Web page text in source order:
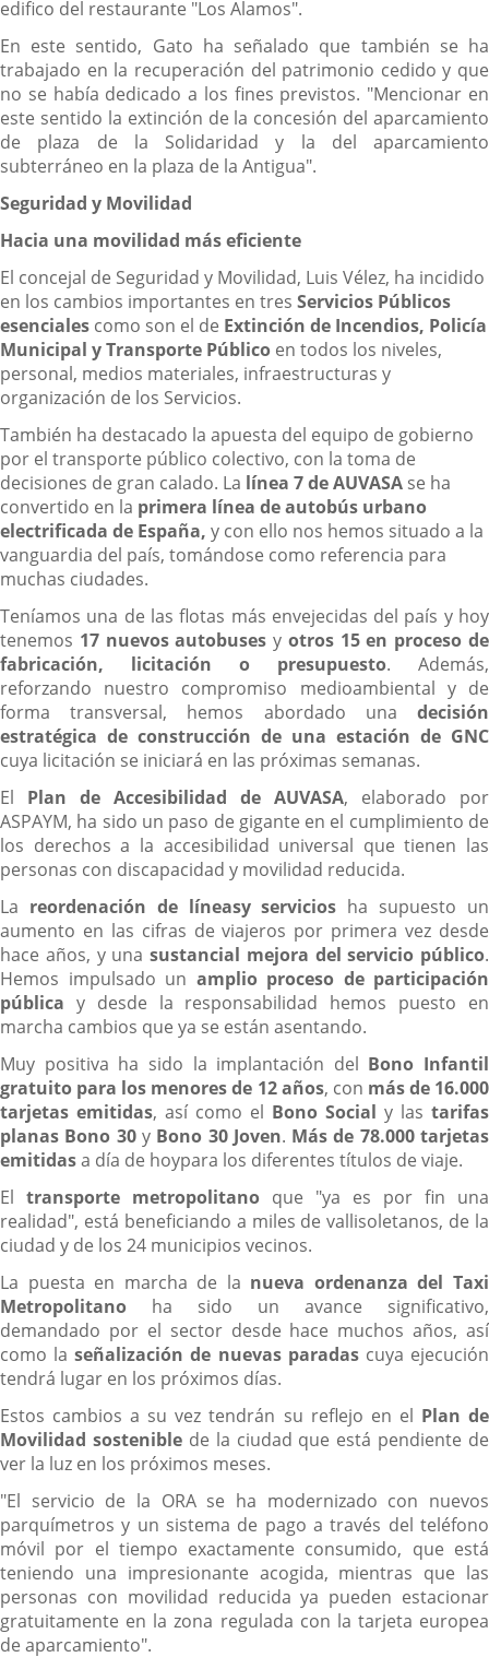
edifico del restaurante "Los Alamos".
En este sentido, Gato ha señalado que también se ha
trabajado en la recuperación del patrimonio cedido y que
no se había dedicado a los fines previstos. "Mencionar en
este sentido la extinción de la concesión del aparcamiento
de plaza de la Solidaridad y la del aparcamiento
subterráneo en la plaza de la Antigua".
Seguridad y Movilidad
Hacia una movilidad más eficiente
El concejal de Seguridad y Movilidad, Luis Vélez, ha incidido
en los cambios importantes en tres Servicios Públicos
esenciales como son el de Extinción de Incendios, Policía
Municipal y Transporte Público en todos los niveles,
personal, medios materiales, infraestructuras y
organización de los Servicios.
También ha destacado la apuesta del equipo de gobierno
por el transporte público colectivo, con la toma de
decisiones de gran calado. La línea 7 de AUVASA se ha
convertido en la primera línea de autobús urbano
electrificada de España, y con ello nos hemos situado a la
vanguardia del país, tomándose como referencia para
muchas ciudades.
Teníamos una de las flotas más envejecidas del país y hoy
tenemos 17 nuevos autobusesy otros 15 en proceso de
fabricación, licitación o presupuesto. Además,
reforzando nuestro compromiso medioambiental y de
forma transversal, hemos abordado una decisión
estratégica de construcción de una estación de GNC
cuya licitación se iniciará en las próximas semanas.
El Plan de Accesibilidad de AUVASA, elaborado por
ASPAYM, ha sido un paso de gigante en el cumplimiento de
los derechos a la accesibilidad universal que tienen las
personas con discapacidad y movilidad reducida.
La reordenación de líneasy servicios ha supuesto un
aumento en las cifras de viajeros por primera vez desde
hace años, y una sustancial mejora del servicio público.
Hemos impulsado un amplio proceso de participación
pública y desde la responsabilidad hemos puesto en
marcha cambios que ya se están asentando.
Muy positiva ha sido la implantación del Bono Infantil
gratuito para los menores de 12 años, con más de 16.000
tarjetas emitidas, así como el Bono Social y las tarifas
planas Bono 30y Bono 30 Joven. Más de 78.000 tarjetas
emitidasa día de hoypara los diferentes títulos de viaje.
El transporte metropolitano que "ya es por fin una
realidad", está beneficiando a miles de vallisoletanos, de la
ciudad y de los 24 municipios vecinos.
La puesta en marcha de la nueva ordenanza del Taxi
Metropolitano ha sido un avance significativo,
demandado por el sector desde hace muchos años, así
como laseñalización de nuevas paradascuya ejecución
tendrá lugar en los próximos días.
Estos cambios a su vez tendrán su reflejo en el Plan de
Movilidad sostenible de la ciudad que está pendiente de
ver la luz en los próximos meses.
"El servicio de la ORA se ha modernizado con nuevos
parquímetros y un sistema de pago a través del teléfono
móvil por el tiempo exactamente consumido, que está
teniendo una impresionante acogida, mientras que las
personas con movilidad reducida ya pueden estacionar
gratuitamente en la zona regulada con la tarjeta europea
de aparcamiento".